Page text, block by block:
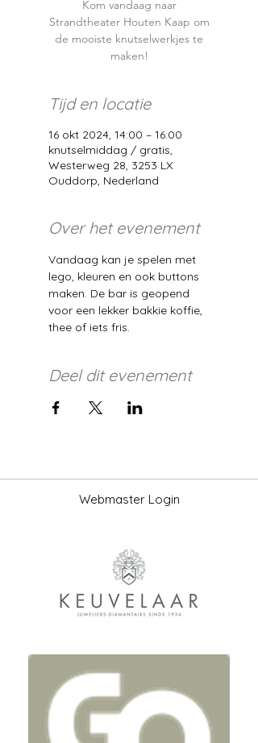
Kom vandaag naar
Strandtheater Houten Kaap om
de mooiste knutselwerkjes te
maken!
Tijd en locatie
16 okt 2024, 14:00 – 16:00
knutselmiddag / gratis,
Westerweg 28, 3253 LX
Ouddorp, Nederland
Over het evenement
Vandaag kan je spelen met
lego, kleuren en ook buttons
maken. De bar is geopend
voor een lekker bakkie koffie,
thee of iets fris.
Deel dit evenement
Webmaster Login